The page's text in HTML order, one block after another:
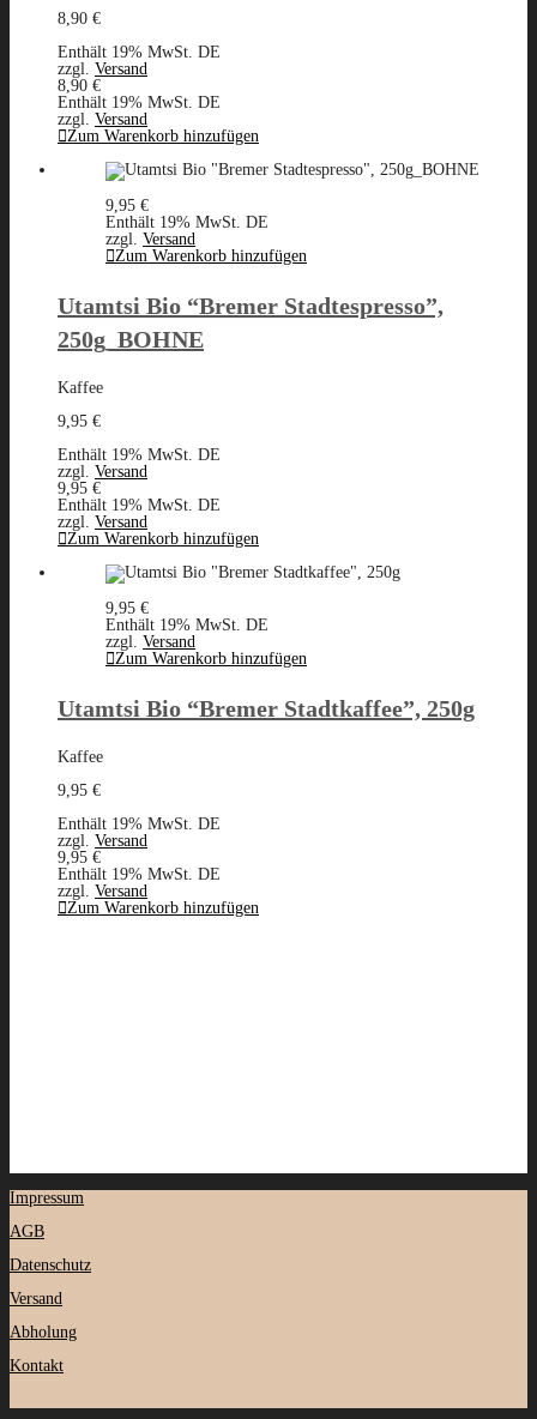
8,90 €
Enthält 19% MwSt. DE
zzgl. Versand
8,90 €
Enthält 19% MwSt. DE
zzgl. Versand
Zum Warenkorb hinzufügen
9,95 €
Enthält 19% MwSt. DE
zzgl. Versand
Zum Warenkorb hinzufügen
Utamtsi Bio “Bremer Stadtespresso”,
250g_BOHNE
Kaffee
9,95 €
Enthält 19% MwSt. DE
zzgl. Versand
9,95 €
Enthält 19% MwSt. DE
zzgl. Versand
Zum Warenkorb hinzufügen
9,95 €
Enthält 19% MwSt. DE
zzgl. Versand
Zum Warenkorb hinzufügen
Utamtsi Bio “Bremer Stadtkaffee”, 250g
Kaffee
9,95 €
Enthält 19% MwSt. DE
zzgl. Versand
9,95 €
Enthält 19% MwSt. DE
zzgl. Versand
Zum Warenkorb hinzufügen
Impressum
AGB
Datenschutz
Versand
Abholung
Kontakt